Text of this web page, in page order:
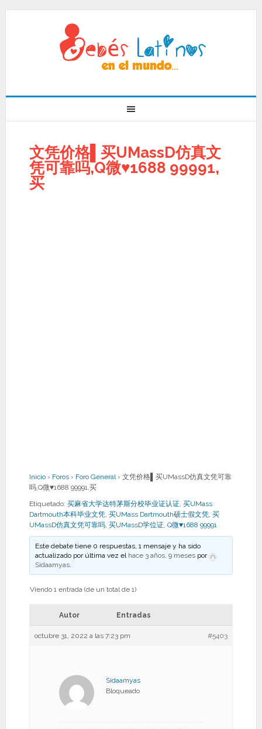
文凭价格▌买UMassD仿真文
凭可靠吗,Q微♥1688 99991,
买
Inicio › Foros › Foro General › 文凭价格▌买UMassD仿真文凭可靠
吗,Q微♥1688 99991,买
Etiquetado: 买麻省大学达特茅斯分校毕业证认证, 买UMass
Dartmouth本科毕业文凭, 买UMass Dartmouth硕士假文凭, 买
UMassD仿真文凭可靠吗, 买UMassD学位证, Q微♥1688 99991
Este debate tiene 0 respuestas, 1 mensaje y ha sido
actualizado por última vez el hace 3 años, 9 meses por
Sidaamyas.
Viendo 1 entrada (de un total de 1)
Autor Entradas
octubre 31, 2022 a las 7:23 pm #5403
Sidaamyas
Bloqueado